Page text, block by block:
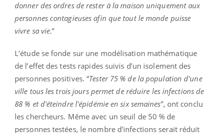
donner des ordres de rester à la maison uniquement aux
personnes contagieuses afin que tout le monde puisse
vivre sa vie.”
L’étude se fonde sur une modélisation mathématique
de l’effet des tests rapides suivis d’un isolement des
personnes positives. “Tester 75 % de la population d'une
ville tous les trois jours permet de réduire les infections de
88 % et d'éteindre l'épidémie en six semaines”, ont conclu
les chercheurs. Même avec un seuil de 50 % de
personnes testées, le nombre d'infections serait réduit